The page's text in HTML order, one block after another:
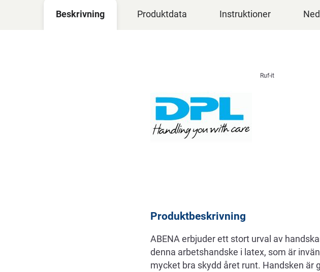
Beskrivning Produktdata Instruktioner
Ruf-it
Produktbeskrivning
ABENA erbjuder ett stort urval av
denna arbetshandske i latex, som är
mycket bra skydd året runt. Handsken är